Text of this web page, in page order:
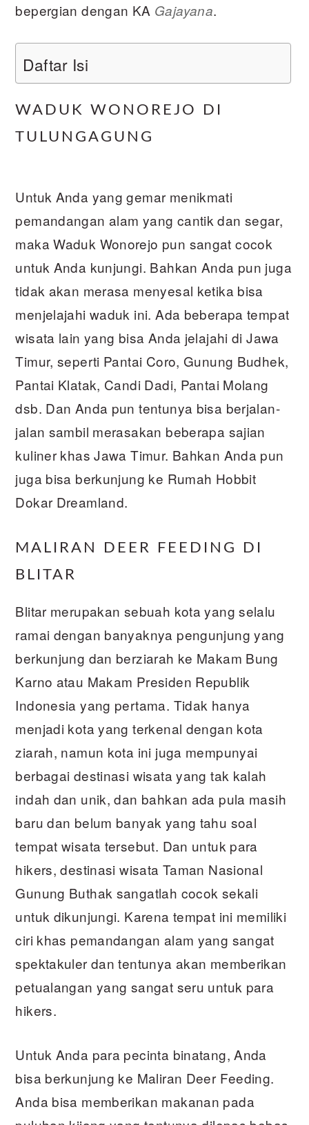
bepergian dengan KA Gajayana.
Daftar Isi
WADUK WONOREJO DI
TULUNGAGUNG
Untuk Anda yang gemar menikmati
pemandangan alam yang cantik dan segar,
maka Waduk Wonorejo pun sangat cocok
untuk Anda kunjungi. Bahkan Anda pun juga
tidak akan merasa menyesal ketika bisa
menjelajahi waduk ini. Ada beberapa tempat
wisata lain yang bisa Anda jelajahi di Jawa
Timur, seperti Pantai Coro, Gunung Budhek,
Pantai Klatak, Candi Dadi, Pantai Molang
dsb. Dan Anda pun tentunya bisa berjalan-
jalan sambil merasakan beberapa sajian
kuliner khas Jawa Timur. Bahkan Anda pun
juga bisa berkunjung ke Rumah Hobbit
Dokar Dreamland.
MALIRAN DEER FEEDING DI
BLITAR
Blitar merupakan sebuah kota yang selalu
ramai dengan banyaknya pengunjung yang
berkunjung dan berziarah ke Makam Bung
Karno atau Makam Presiden Republik
Indonesia yang pertama. Tidak hanya
menjadi kota yang terkenal dengan kota
ziarah, namun kota ini juga mempunyai
berbagai destinasi wisata yang tak kalah
indah dan unik, dan bahkan ada pula masih
baru dan belum banyak yang tahu soal
tempat wisata tersebut. Dan untuk para
hikers, destinasi wisata Taman Nasional
Gunung Buthak sangatlah cocok sekali
untuk dikunjungi. Karena tempat ini memiliki
ciri khas pemandangan alam yang sangat
spektakuler dan tentunya akan memberikan
petualangan yang sangat seru untuk para
hikers.
Untuk Anda para pecinta binatang, Anda
bisa berkunjung ke Maliran Deer Feeding.
Anda bisa memberikan makanan pada